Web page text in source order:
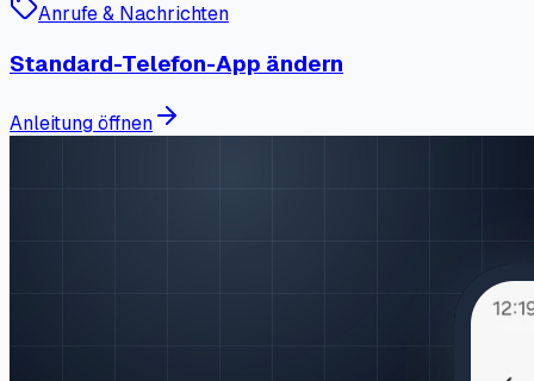
Anrufe & Nachrichten
Standard-Telefon-App ändern
Anleitung öffnen